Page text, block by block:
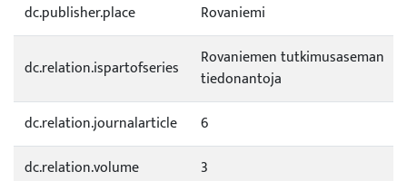
dc.publisher.place
Rovaniemi
dc.relation.ispartofseries
Rovaniemen tutkimusaseman
tiedonantoja
dc.relation.journalarticle
6
dc.relation.volume
3